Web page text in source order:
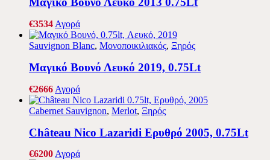
€3534 Αγορά
Sauvignon Blanc, Μονοποικιλιακός, Ξηρός
Μαγικό Βουνό Λευκό 2019, 0.75Lt
€2666 Αγορά
Cabernet Sauvignon, Merlot, Ξηρός
Château Nico Lazaridi Ερυθρό 2005, 0.75Lt
€6200Αγορά